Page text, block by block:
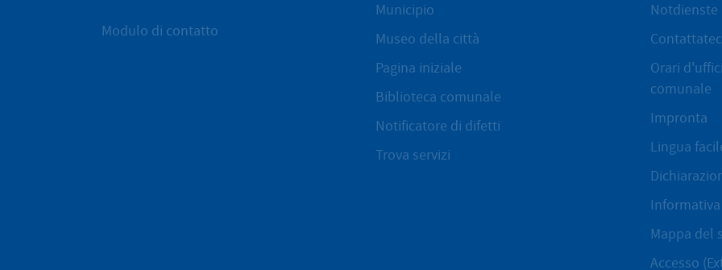
Modulo di contatto
Municipio
Museo della città
Pagina iniziale
Biblioteca comunale
Notificatore di difetti
Trova servizi
Notdienste
Orari
comunale
Impronta
Lingua
Mappa del
Accesso